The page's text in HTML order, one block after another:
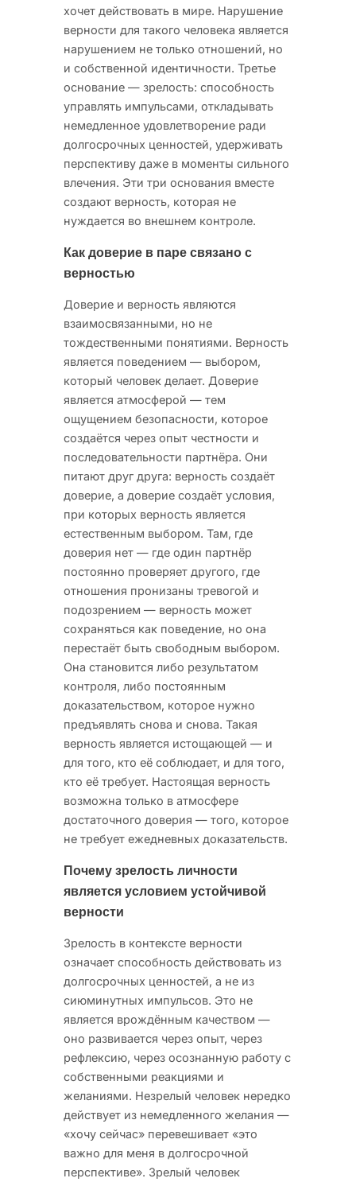
хочет действовать в мире. Нарушение
верности для такого человека является
нарушением не только отношений, но
и собственной идентичности. Третье
основание — зрелость: способность
управлять импульсами, откладывать
немедленное удовлетворение ради
долгосрочных ценностей, удерживать
перспективу даже в моменты сильного
влечения. Эти три основания вместе
создают верность, которая не
нуждается во внешнем контроле.
Как доверие в паре связано с
верностью
Доверие и верность являются
взаимосвязанными, но не
тождественными понятиями. Верность
является поведением — выбором,
который человек делает. Доверие
является атмосферой — тем
ощущением безопасности, которое
создаётся через опыт честности и
последовательности партнёра. Они
питают друг друга: верность создаёт
доверие, а доверие создаёт условия,
при которых верность является
естественным выбором. Там, где
доверия нет — где один партнёр
постоянно проверяет другого, где
отношения пронизаны тревогой и
подозрением — верность может
сохраняться как поведение, но она
перестаёт быть свободным выбором.
Она становится либо результатом
контроля, либо постоянным
доказательством, которое нужно
предъявлять снова и снова. Такая
верность является истощающей — и
для того, кто её соблюдает, и для того,
кто её требует. Настоящая верность
возможна только в атмосфере
достаточного доверия — того, которое
не требует ежедневных доказательств.
Почему зрелость личности
является условием устойчивой
верности
Зрелость в контексте верности
означает способность действовать из
долгосрочных ценностей, а не из
сиюминутных импульсов. Это не
является врождённым качеством —
оно развивается через опыт, через
рефлексию, через осознанную работу с
собственными реакциями и
желаниями. Незрелый человек нередко
действует из немедленного желания —
«хочу сейчас» перевешивает «это
важно для меня в долгосрочной
перспективе». Зрелый человек